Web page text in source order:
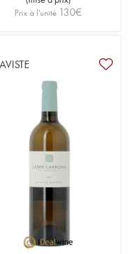
Prix à l'unité 130€